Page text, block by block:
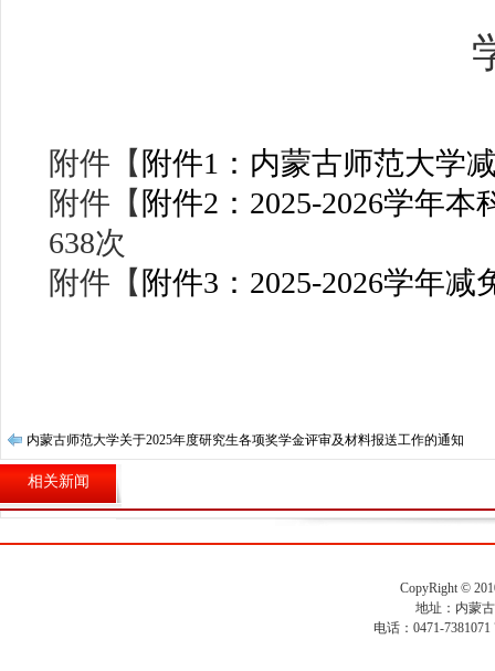
附件【 附件1：内蒙古师范大学
附件【 附件2：2025-2026学年
638次
附件【 附件3：2025-2026学年
内蒙古师范大学‌‌关于2025年度研究生各项奖学金评审及材料报送工作的通知
相关新闻
CopyRight ©
地址：内蒙
电话：0471-7381071